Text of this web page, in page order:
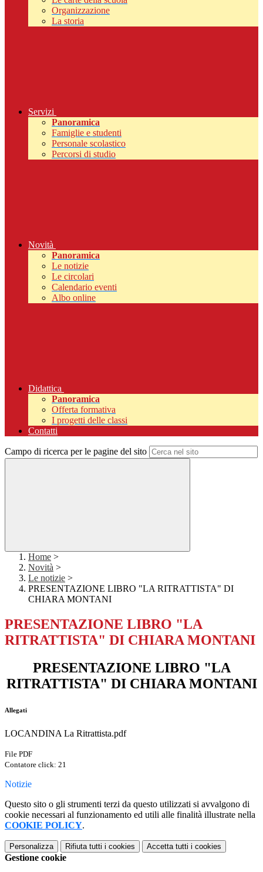
Organizzazione
La storia
Servizi
Panoramica
Famiglie e studenti
Personale scolastico
Percorsi di studio
Novità
Panoramica
Le notizie
Le circolari
Calendario eventi
Albo online
Didattica
Panoramica
Offerta formativa
I progetti delle classi
Contatti
Campo di ricerca per le pagine del sito
Home >
Novità >
Le notizie >
PRESENTAZIONE LIBRO "LA RITRATTISTA" DI
CHIARA MONTANI
PRESENTAZIONE LIBRO "LA
RITRATTISTA" DI CHIARA MONTANI
PRESENTAZIONE LIBRO "LA
RITRATTISTA" DI CHIARA MONTANI
Allegati
LOCANDINA La Ritrattista.pdf
File PDF
Contatore click: 21
Notizie
Questo sito o gli strumenti terzi da questo utilizzati si avvalgono di
cookie necessari al funzionamento ed utili alle finalità illustrate nella
COOKIE POLICY.
Personalizza Rifiuta tutti i cookies Accetta tutti i cookies
Gestione cookie